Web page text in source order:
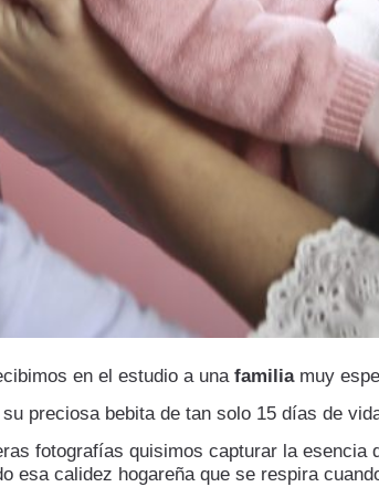
en el estudio a una familiamuy
preciosa bebita de tan solo 15 días de
fotografías quisimos capturar la esencia
esa calidez hogareña que se respira